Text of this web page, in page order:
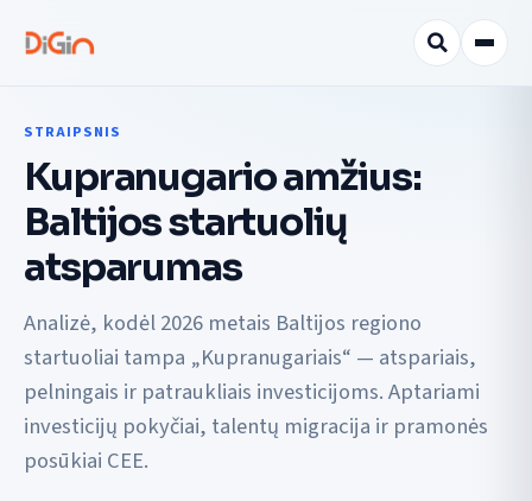
STRAIPSNIS
Kupranugario amžius:
Baltijos startuolių
atsparumas
Analizė, kodėl 2026 metais Baltijos regiono
startuoliai tampa „Kupranugariais“ — atspariais,
pelningais ir patraukliais investicijoms. Aptariami
investicijų pokyčiai, talentų migracija ir pramonės
posūkiai CEE.